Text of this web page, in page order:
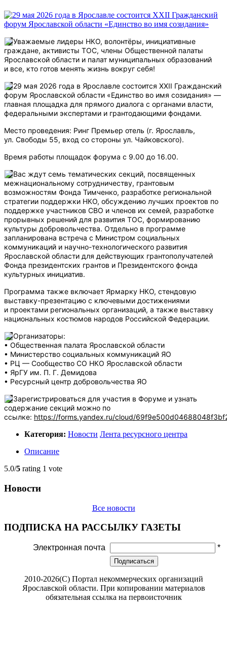
Уважаемые лидеры НКО, волонтёры, инициативные
граждане, активисты ТОС, члены Общественной палаты
Ярославской области и палат муниципальных образований
и все, кто готов менять жизнь вокруг себя!
29 мая 2026 года в Ярославле состоится ХХII Гражданский
форум Ярославской области «Единство во имя созидания» —
главная площадка для прямого диалога с органами власти,
федеральными экспертами и грантодающими фондами.
Место проведения: Ринг Премьер отель (г. Ярославль,
ул. Свободы 55, вход со стороны ул. Чайковского).
Время работы площадок форума с 9.00 до 16.00.
Вас ждут семь тематических секций, посвященных
межнациональному сотрудничеству, грантовым
возможностям Фонда Тимченко, разработке региональной
стратегии поддержки НКО, обсуждению лучших проектов по
поддержке участников СВО и членов их семей, разработке
прорывных решений для развития ТОС, формированию
культуры добровольчества. Отдельно в программе
запланирована встреча с Министром социальных
коммуникаций и научно-технологического развития
Ярославской области для действующих грантополучателей
Фонда президентских грантов и Президентского фонда
культурных инициатив.
Программа также включает Ярмарку НКО, стендовую
выставку-презентацию с ключевыми достижениями
и проектами региональных организаций, а также выставку
национальных костюмов народов Российской Федерации.
Организаторы:
• Общественная палата Ярославской области
• Министерство социальных коммуникаций ЯО
• РЦ — Сообщество СО НКО Ярославской области
• ЯрГУ им. П. Г. Демидова
• Ресурсный центр добровольчества ЯО
Зарегистрироваться для участия в Форуме и узнать
содержание секций можно по
ссылке: https://forms.yandex.ru/cloud/
Категория: Новости Лента ресурсного центра
Описание
5.0/5 rating 1 vote
Новости
Все новости
ПОДПИСКА НА РАССЫЛКУ ГАЗЕТЫ
Электронная почта *
Подписаться
2010-2026(С) Портал некоммерческих организаций
Ярославской области. При копировании материалов
обязательная ссылка на первоисточник